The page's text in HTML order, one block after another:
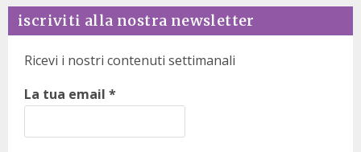
iscriviti alla nostra newsletter
Ricevi i nostri contenuti settimanali
La tua email *